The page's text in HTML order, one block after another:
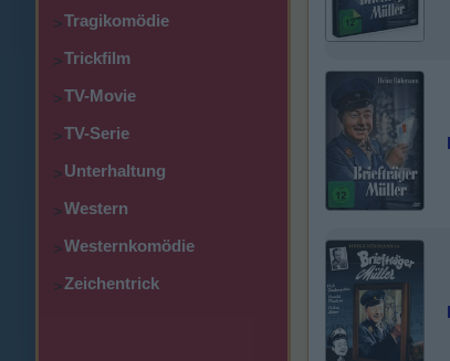
>Tragikomödie
>Trickfilm
>TV-Movie
>TV-Serie
>Unterhaltung
>Western
>Westernkomödie
>Zeichentrick